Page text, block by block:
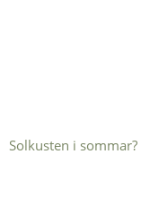
Solkusten i